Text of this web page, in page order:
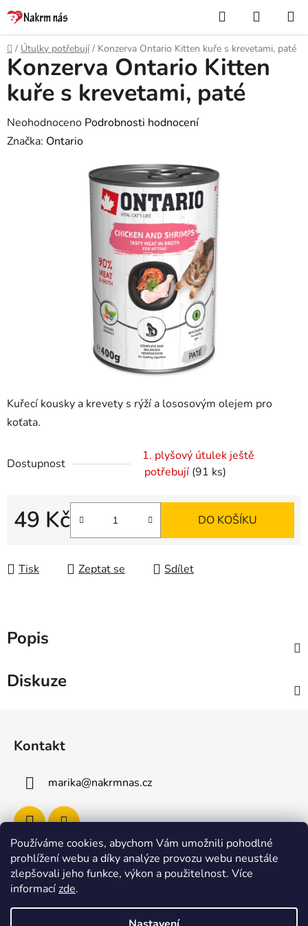
Používáme cookies, abychom Vám umožnili pohodlné
prohlížení webu a díky analýze provozu webu neustále
zlepšovali jeho funkce, výkon a použitelnost. Více
informacízde.
Přejít
na
obsah
Hledat
KOŠÍK
Domů
/ Útulky potřebují / Konzerva Ontario Kitten kuře s krevetami, paté
Kuřecí kousky a krevety s rýží a lososovým olejem pro
koťata.
Dostupnost
1. plyšový útulek ještě
potřebují (91 ks)
49 Kč
Měrná cena:
DO KOŠÍKU
Tisk Zeptat se Sdílet
Konzerva Ontario Kitten
kuře s krevetami, paté
Průměrné
hodnocení
Neohodnoceno Podrobnosti hodnocení
Značka: Ontario
Popis
Diskuze
Kontakt
marika@nakrmnas.cz
Facebook